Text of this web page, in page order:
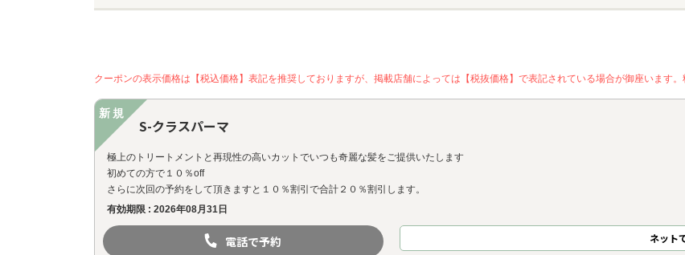
クーポンの表示価格は【税込価格】表記を推奨しておりますが、掲載店舗によっては【税抜価格】で表記されている場合が御座います
新規
S-クラスパーマ
極上のトリートメントと再現性の高いカットでいつも奇麗な髪をご提供いたします
初めての方で１０％off
さらに次回の予約をして頂きますと１０％割引で合計２０％割引します。
有効期限 : 2026年08月31日
電話で予約 ネット